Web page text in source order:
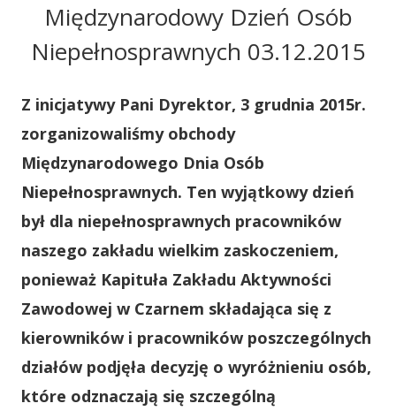
Międzynarodowy Dzień Osób
Niepełnosprawnych 03.12.2015
Z inicjatywy Pani Dyrektor, 3 grudnia 2015r.
zorganizowaliśmy obchody
Międzynarodowego Dnia Osób
Niepełnosprawnych. Ten wyjątkowy dzień
był dla niepełnosprawnych pracowników
naszego zakładu wielkim zaskoczeniem,
ponieważ Kapituła Zakładu Aktywności
Zawodowej w Czarnem składająca się z
kierowników i pracowników poszczególnych
działów podjęła decyzję o wyróżnieniu osób,
które odznaczają się szczególną